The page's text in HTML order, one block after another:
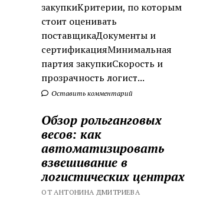
закупкиКритерии, по которым
стоит оценивать
поставщикаДокументы и
сертификацияМинимальная
партия закупкиСкорость и
прозрачность логист...
Оставить комментарий
Обзор рольганговых
весов: как
автоматизировать
взвешивание в
логистических центрах
ОТ АНТОНИНА ДМИТРИЕВА